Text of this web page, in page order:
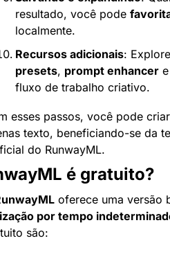
resultado, você pode
localmente.
Recursos adicionais:
presets, prompt enhancer e
fluxo de trabalho criativo.
esses passos, você pode
texto, beneficiando-se da
do RunwayML.
é gratuito?
oferece uma versão
por tempo
são: